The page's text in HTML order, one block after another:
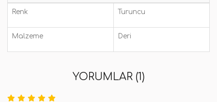
Renk Turuncu
Malzeme Deri
YORUMLAR (1)